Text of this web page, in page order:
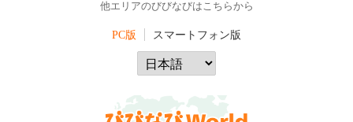
他エリアのびびなびはこちらから
PC版 スマートフォン版